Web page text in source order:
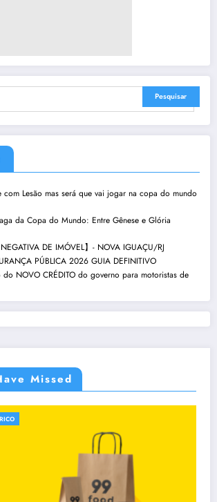
com Lesão mas será que vai jogar na copa do mundo
da Copa do Mundo: Entre Gênese e Glória
DE IMÓVEL】- NOVA IGUAÇU/RJ
PÚBLICA 2026 GUIA DEFINITIVO
NOVO CRÉDITO do governo para motoristas de
Missed